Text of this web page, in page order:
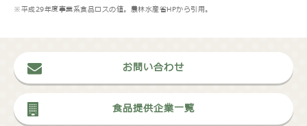
※平成29年度事業系食品ロスの値。農林水産省HPから引用。
お問い合わせ
食品提供企業一覧